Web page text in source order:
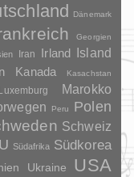
Dänemark
Georgien
Iran Irland
Island
Kanada Kasachstan
Luxemburg Marokko
Peru
Polen
Schweiz
Südafrika Südkorea
Ukraine USA